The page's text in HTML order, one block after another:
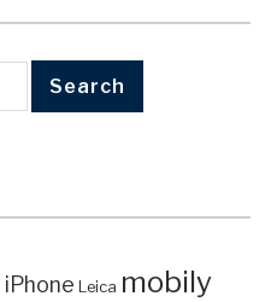
iPhone Leica mobily